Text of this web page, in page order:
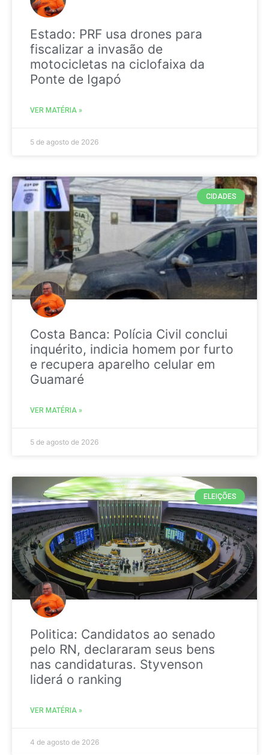
Estado: PRF usa drones para
fiscalizar a invasão de
motocicletas na ciclofaixa da
Ponte de Igapó
VER MATÉRIA »
5 de agosto de 2026
CIDADES
Costa Banca: Polícia Civil conclui
inquérito, indicia homem por furto
e recupera aparelho celular em
Guamaré
VER MATÉRIA »
5 de agosto de 2026
ELEIÇÕES
Politica: Candidatos ao senado
pelo RN, declararam seus bens
nas candidaturas. Styvenson
liderá o ranking
VER MATÉRIA »
4 de agosto de 2026